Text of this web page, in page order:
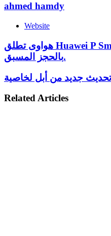
ahmed hamdy
Website
هواوى تطلق Huawei P Smart 2019 فى السعوديه
بالحجز المسبق.
Related Articles